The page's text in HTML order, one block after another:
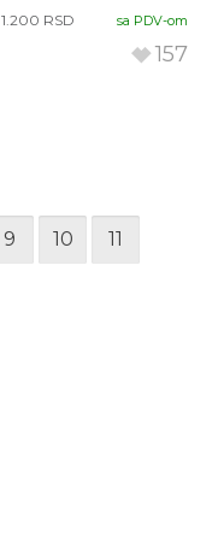
1.200 RSD sa PDV-om
157
9 10 11